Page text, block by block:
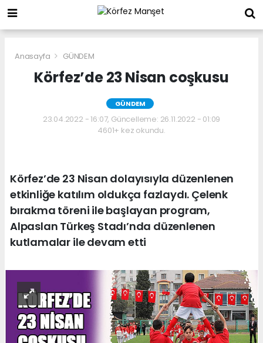
Anasayfa GÜNDEM
Körfez’de 23 Nisan coşkusu
GÜNDEM
23.04.2022 - 16:07, Güncelleme: 26.11.2022 - 01:09
4601+ kez okundu.
Körfez’de 23 Nisan dolayısıyla düzenlenen
etkinliğe katılım oldukça fazlaydı. Çelenk
bırakma töreni ile başlayan program,
Alpaslan Türkeş Stadı’nda düzenlenen
kutlamalar ile devam etti